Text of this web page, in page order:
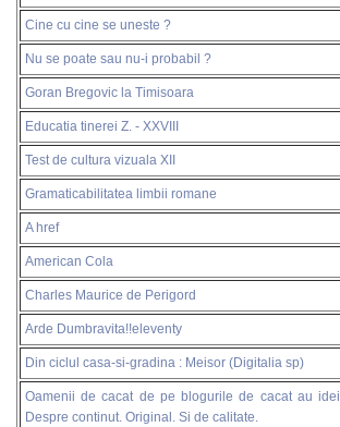
Cine cu cine se uneste ?
Nu se poate sau nu-i probabil ?
Goran Bregovic la Timisoara
Educatia tinerei Z. - XXVIII
Test de cultura vizuala XII
Gramaticabilitatea limbii romane
A href
American Cola
Charles Maurice de Perigord
Arde Dumbravita!!eleventy
Din ciclul casa-si-gradina : Meisor (Digitalia sp)
Oamenii de cacat de pe blogurile de cacat au idei.
Despre continut. Original. Si de calitate.